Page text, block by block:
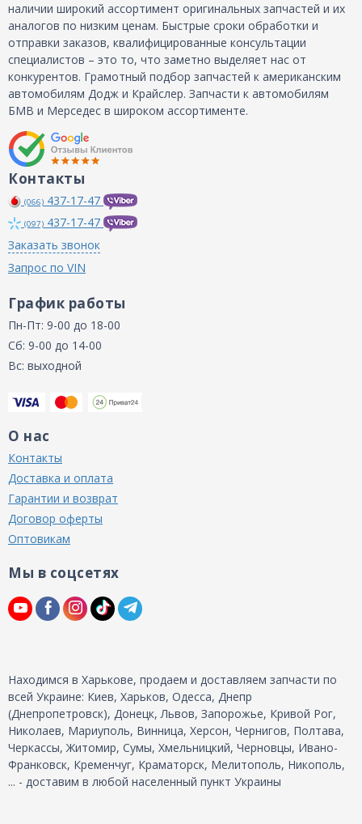
наличии широкий ассортимент оригинальных запчастей и их
аналогов по низким ценам. Быстрые сроки обработки и
отправки заказов, квалифицированные консультации
специалистов – это то, что заметно выделяет нас от
конкурентов. Грамотный подбор запчастей к американским
автомобилям Додж и Крайслер. Запчасти к автомобилям
БМВ и Мерседес в широком ассортименте.
Контакты
(066) 437-17-47
(097) 437-17-47
Заказать звонок
Запрос по VIN
График работы
Пн-Пт: 9-00 до 18-00
Сб: 9-00 до 14-00
Вс: выходной
О нас
Контакты
Доставка и оплата
Гарантии и возврат
Договор оферты
Оптовикам
Мы в соцсетях
Находимся в Харькове, продаем и доставляем запчасти по
всей Украине: Киев, Харьков, Одесса, Днепр
(Днепропетровск), Донецк, Львов, Запорожье, Кривой Рог,
Николаев, Мариуполь, Винница, Херсон, Чернигов, Полтава,
Черкассы, Житомир, Сумы, Хмельницкий, Черновцы, Ивано-
Франковск, Кременчуг, Краматорск, Мелитополь, Никополь,
... - доставим в любой населенный пункт Украины